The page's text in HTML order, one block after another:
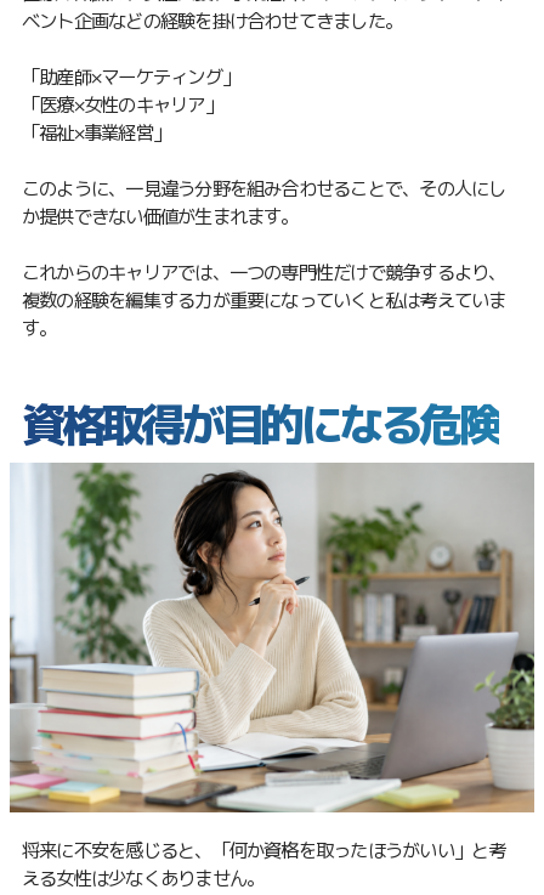
ベント企画などの経験を掛け合わせてきました。
「助産師×マーケティング」
「医療×女性のキャリア」
「福祉×事業経営」
このように、一見違う分野を組み合わせることで、その人にし
か提供できない価値が生まれます。
これからのキャリアでは、一つの専門性だけで競争するより、
複数の経験を編集する力が重要になっていくと私は考えていま
す。
資格取得が目的になる危険
将来に不安を感じると、「何か資格を取ったほうがいい」と考
える女性は少なくありません。